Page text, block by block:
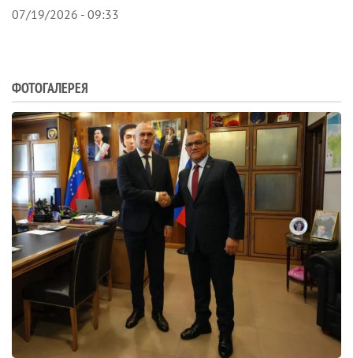
07/19/2026 - 09:33
ФОТОГАЛЕРЕЯ